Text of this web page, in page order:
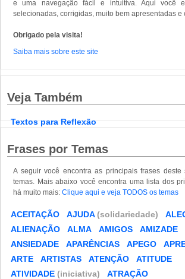
e uma navegação fácil e intuitiva. Aqui você
selecionadas, corrigidas, muito bem apresentadas e
Obrigado pela visita!
Saiba mais sobre este site
Veja Também
Textos para Reflexão
Frases por Temas
A seguir você encontra as principais frases deste
temas. Mais abaixo você encontra uma lista dos
há muito mais: Clique aqui e veja TODOS os temas
ACEITAÇÃO AJUDA(solidariedade)
ALIENAÇÃO
ALMA AMIGOS AMIZADE
ANSIEDADE
APARÊNCIAS APEGO
ARTE
ARTISTAS ATENÇÃO
ATITUDE
ATIVIDADE (iniciativa)
ATRAÇÃO